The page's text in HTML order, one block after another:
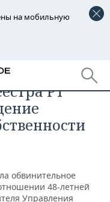
на мобильную
РТ
обвинительное
48-летней
Управления